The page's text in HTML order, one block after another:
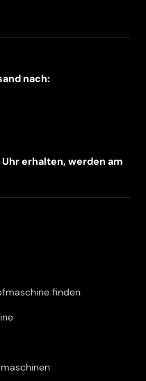
nach:
erhalten, werden am
finden